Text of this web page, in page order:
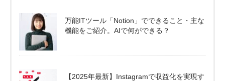
万能ITツール「Notion」でできること・主な
機能をご紹介。AIで何ができる？
【2025年最新】Instagramで収益化を実現す